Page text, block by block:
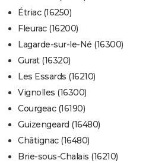
Étriac (16250)
Fleurac (16200)
Lagarde-sur-le-Né (16300)
Gurat (16320)
Les Essards (16210)
Vignolles (16300)
Courgeac (16190)
Guizengeard (16480)
Châtignac (16480)
Brie-sous-Chalais (16210)